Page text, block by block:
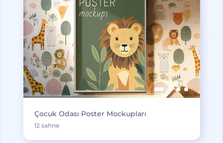
Çocuk Odası Poster Mockupları
12 sahne